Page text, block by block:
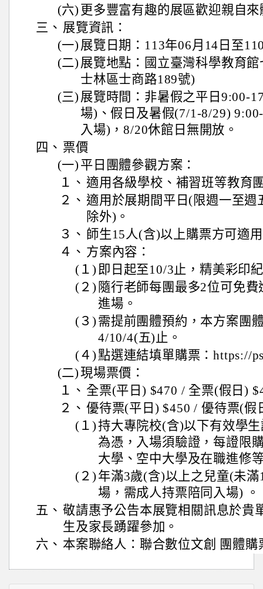
(六) 更多豐富有趣的展區歡迎親自
三、 展覽資訊：
(一) 展覽日期：113年06月14日至
(二) 展覽地點：國立臺灣科學教育
士林區士商路189號)
(三) 展覽時間：非暑假之平日9:00-
場)、假日及暑假(7/1-8/29)
入場)，8/20休館日無開放。
四、 票價
(一) 平日團體參觀方案：
１、 適用各級學校、補習班等教育
２、 適用於展期間平日(限週一至週
除外)。
３、 師生15人(含)以上購票方可適
４、 方案內容：
(１) 即日起至10/3止，精美彩印
(２) 隨行老師每團最多2位可免
進場。
(３) 需提前團體預約，本方案團
4/10/4(五)止。
(４) 點選連結填單購票：https://
(二)現場票價：
１、 全票(平日) $470 / 全票(假日)
２、 優待票(平日) $450 / 優待票(假
(１)持大專院校(含)以下有效學
為憑，入場須驗證，每證限
大學、空中大學及在職進修
(２) 年滿3歲(含)以上之兒童(未
場，需成人持票陪同入場) 。
五、 敬請惠予公告本展覽相關訊息於貴
生及家長踴躍參加。
六、 本案聯絡人：聯合數位文創 團體